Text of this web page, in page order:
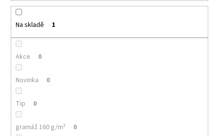
Na skladě 1
Akce 0
Novinka 0
Tip 0
gramáž 160 g/m² 0
í